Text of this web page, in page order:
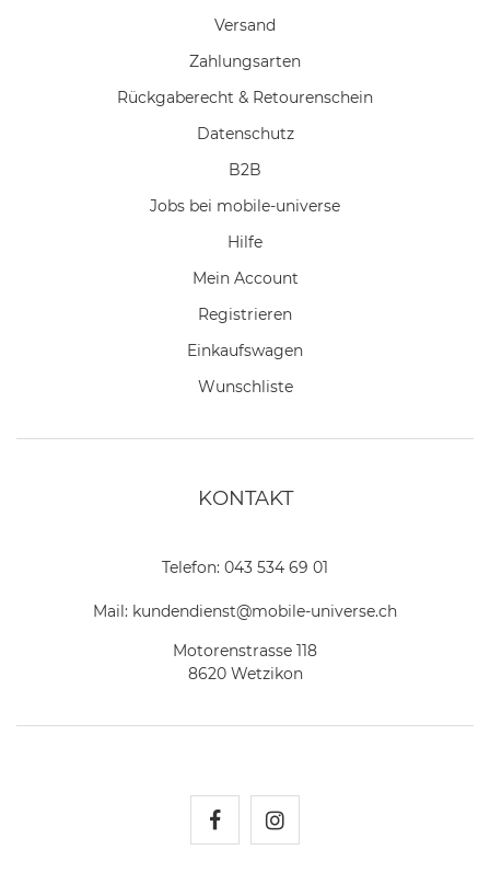
Versand
Zahlungsarten
Rückgaberecht & Retourenschein
Datenschutz
B2B
Jobs bei mobile-universe
Hilfe
Mein Account
Registrieren
Einkaufswagen
Wunschliste
KONTAKT
Telefon: 043 534 69 01
Mail: kundendienst@mobile-universe.ch
Motorenstrasse 118
8620 Wetzikon